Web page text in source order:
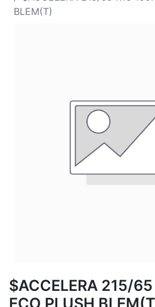
BLEM(T)
$ACCELERA 215/
ECO PLUSH